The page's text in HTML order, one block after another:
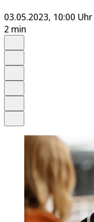
03.05.2023, 10:00 Uhr
2 min